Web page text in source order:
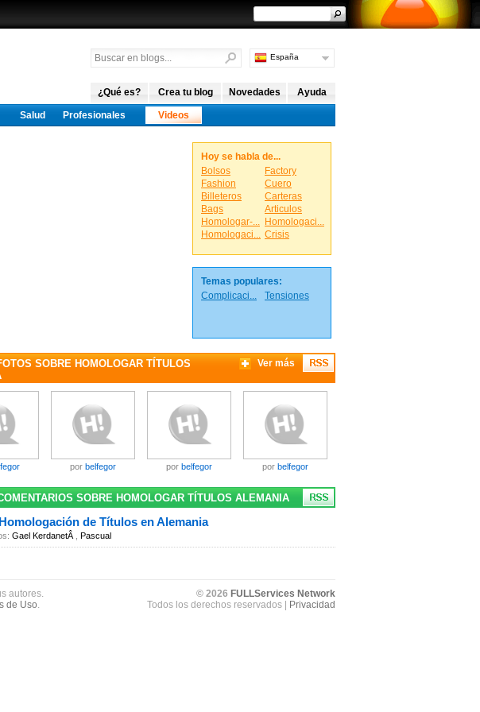
España
Internacional
¿Qué es? Crea tu blog Novedades Ayuda
Salud Profesionales Videos
Hoy se habla de...
Bolsos
Factory
Fashion
Cuero
Billeteros
Carteras
Bags
Articulos
Homologar-... Homologaci...
Homologaci... Crisis
Temas populares:
Complicaci...
Tensiones
Ver más
SOBRE HOMOLOGAR TÍTULOS
por belfegor por belfegor por belfegor
SOBRE HOMOLOGAR TÍTULOS ALEMANIA
Homologación de Títulos en Alemania
Gael KerdanetÂ Pascual
© 2026 FULLServices Network
Todos los derechos reservados |
Privacidad
autores.
de Uso.